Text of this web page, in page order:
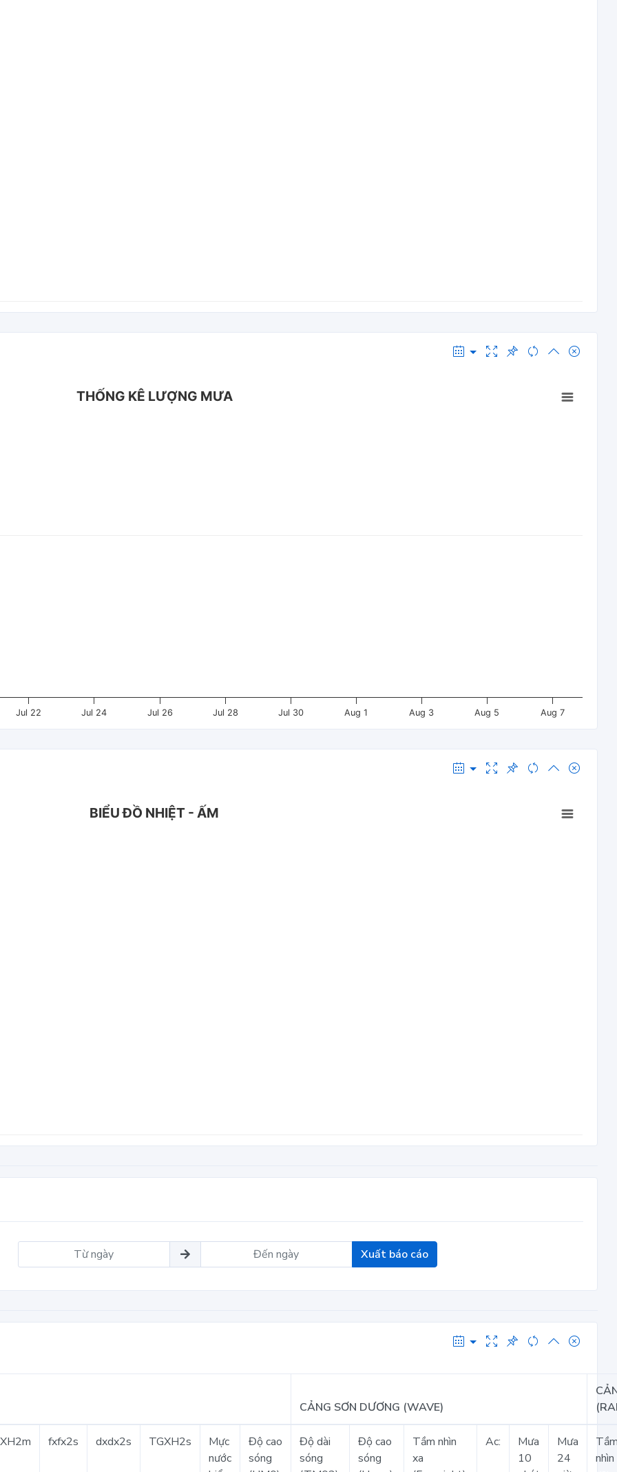
THỐNG KÊ LƯỢNG MƯA
Jul 22 Jul 24 Jul 26 Jul 28 Jul 30 Aug 1 Aug 3 Aug 5 Aug 7
BIỂU ĐỒ NHIỆT - ẤM
Xuất báo cáo
CẢNG SƠN DƯƠNG (WAVE)
fxfx2s dxdx2s TGXH2s
Mực
nước
Độ cao
sóng
Độ dài
sóng
Độ cao
sóng
Tầm nhìn
xa
Ac:
Mưa
10
Mưa
24
nhìn